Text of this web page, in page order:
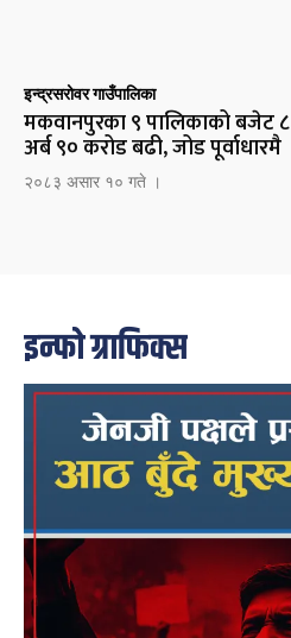
इन्द्रसरोवर गाउँपालिका
मकवानपुरका ९ पालिकाको बजेट ८
अर्ब ९० करोड बढी, जोड पूर्वाधारमै
२०८३ असार १० गते ।
इन्फो ग्राफिक्स